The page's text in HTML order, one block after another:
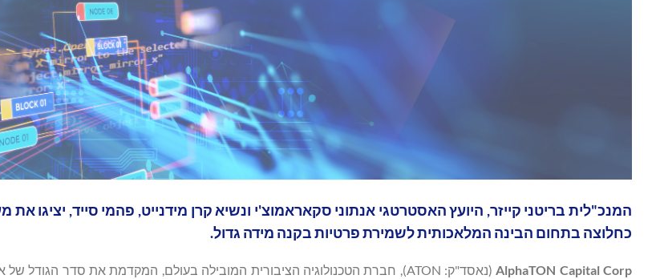
כחלוצה בתחום הבינה המלאכותית לשמירת פרטיות בקנה מידה גדול.
AlphaTON Capital Corp